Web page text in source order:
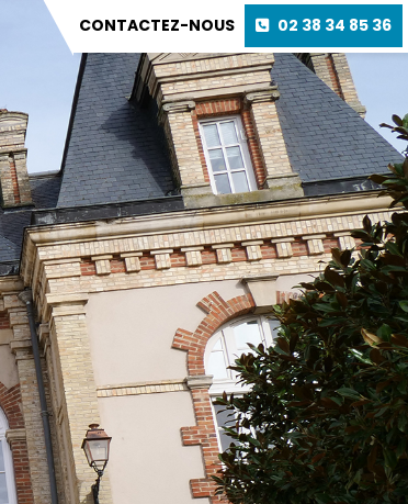
CONTACTEZ-NOUS 02 38 34 85 36